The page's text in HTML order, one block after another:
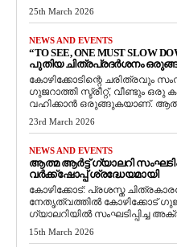
25th March 2026
NEWS AND EVENTS
“TO SEE, ONE MUST
പുതിയ ചിത്രപ്രദർശനം
കോഴിക്കോടിന്റെ ചരിത്രവും
ഗുജറാത്തി സ്ട്രീറ്റ്, വീണ്ടും ഒരു
വഹിക്കാൻ ഒരുങ്ങുകയാണ്. ആത്മ
23rd March 2026
NEWS AND EVENTS
ആത്മ ആർട്ട് ഗ്യാലറി
വർക്ക്‌ഷോപ്പ് ശ്രദ്ധേയമായി
കോഴിക്കോട്: പ്രശസ്ത
നേതൃത്വത്തിൽ കോഴിക്കോട്
ഗ്യാലറിയിൽ സംഘടിപ്പിച്ച
15th March 2026